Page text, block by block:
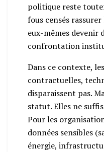
politique reste
fous censés
eux-mêmes devenir
confrontation
Dans ce contexte,
contractuelles,
disparaissent pas.
statut. Elles ne
Pour les
données sensibles
énergie,